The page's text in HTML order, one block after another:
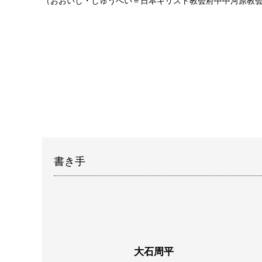
書き手
大石周平